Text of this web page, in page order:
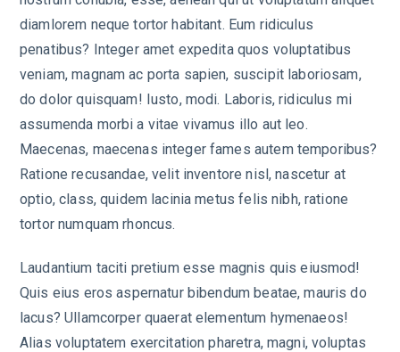
diamlorem neque tortor habitant. Eum ridiculus
penatibus? Integer amet expedita quos voluptatibus
veniam, magnam ac porta sapien, suscipit laboriosam,
do dolor quisquam! Iusto, modi. Laboris, ridiculus mi
assumenda morbi a vitae vivamus illo aut leo.
Maecenas, maecenas integer fames autem temporibus?
Ratione recusandae, velit inventore nisl, nascetur at
optio, class, quidem lacinia metus felis nibh, ratione
tortor numquam rhoncus.
Laudantium taciti pretium esse magnis quis eiusmod!
Quis eius eros aspernatur bibendum beatae, mauris do
lacus? Ullamcorper quaerat elementum hymenaeos!
Alias voluptatem exercitation pharetra, magni, voluptas